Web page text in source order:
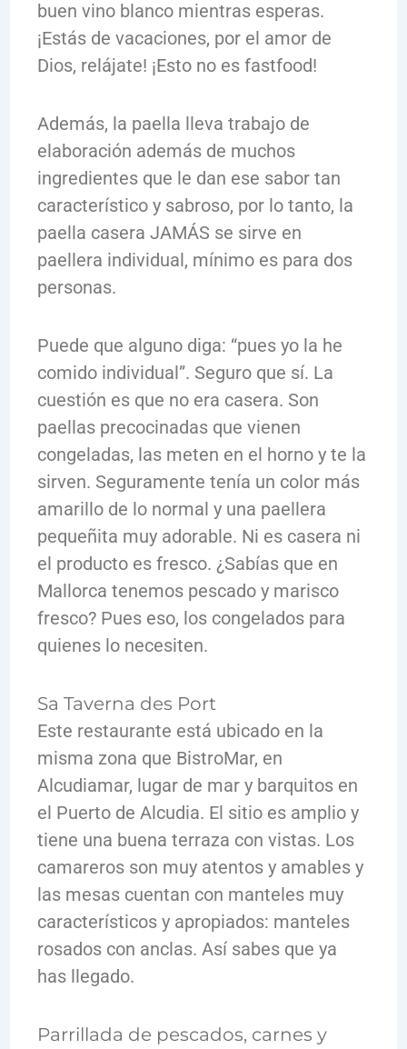
buen vino blanco mientras esperas.
¡Estás de vacaciones, por el amor de
Dios, relájate! ¡Esto no es fastfood!
Además, la paella lleva trabajo de
elaboración además de muchos
ingredientes que le dan ese sabor tan
característico y sabroso, por lo tanto, la
paella casera JAMÁS se sirve en
paellera individual, mínimo es para dos
personas.
Puede que alguno diga: “pues yo la he
comido individual”. Seguro que sí. La
cuestión es que no era casera. Son
paellas precocinadas que vienen
congeladas, las meten en el horno y te la
sirven. Seguramente tenía un color más
amarillo de lo normal y una paellera
pequeñita muy adorable. Ni es casera ni
el producto es fresco. ¿Sabías que en
Mallorca tenemos pescado y marisco
fresco? Pues eso, los congelados para
quienes lo necesiten.
Sa Taverna des Port
Este restaurante está ubicado en la
misma zona que BistroMar, en
Alcudiamar, lugar de mar y barquitos en
el Puerto de Alcudia. El sitio es amplio y
tiene una buena terraza con vistas. Los
camareros son muy atentos y amables y
las mesas cuentan con manteles muy
característicos y apropiados: manteles
rosados con anclas. Así sabes que ya
has llegado.
Parrillada de pescados, carnes y